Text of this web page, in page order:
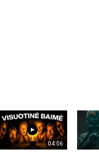
04:06